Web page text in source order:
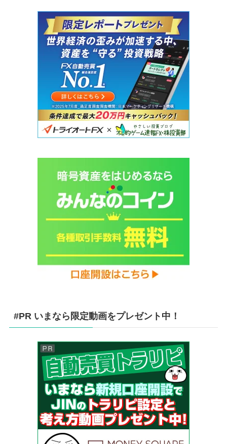
#PR いまなら限定動画をプレゼント中！